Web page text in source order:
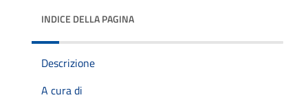
INDICE DELLA PAGINA
Descrizione
A cura di